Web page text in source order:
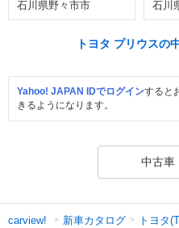
石川県野々市市 石川
トヨタ プリウスの
Yahoo! JAPAN IDでログインすると
きるようになります。
中古車
carview! 新車カタログ トヨタ